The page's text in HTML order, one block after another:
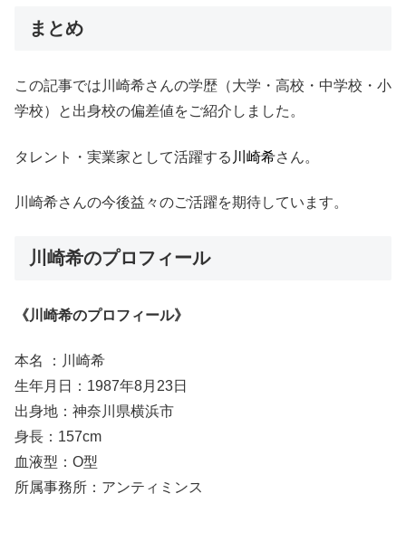
まとめ
この記事では川崎希さんの学歴（大学・高校・中学校・小
学校）と出身校の偏差値をご紹介しました。
タレント・実業家として活躍する 川崎希さん。
川崎希さんの今後益々のご活躍を期待しています。
川崎希のプロフィール
《川崎希のプロフィール》
本名 ：川崎希
生年月日：1987年8月23日
出身地：神奈川県横浜市
身長：157cm
血液型：O型
所属事務所：アンティミンス